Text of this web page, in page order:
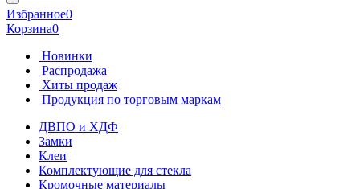
Избранное0
Корзина0
Новинки
Распродажа
Хиты продаж
Продукция по торговым маркам
ДВПО и ХДФ
Замки
Клеи
Комплектующие для стекла
Кромочные материалы